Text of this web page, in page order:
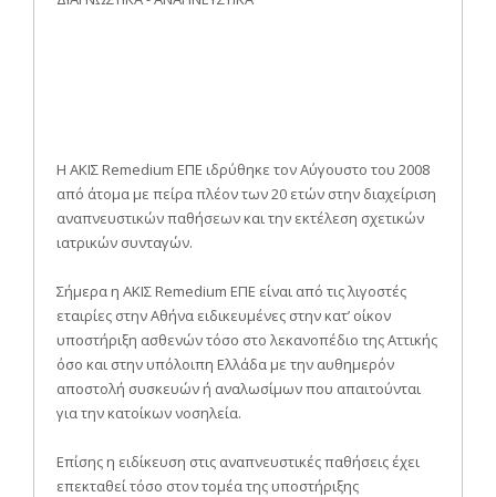
Η ΑΚΙΣ Remedium ΕΠΕ ιδρύθηκε τον Αύγουστο του 2008
από άτομα με πείρα πλέον των 20 ετών στην διαχείριση
αναπνευστικών παθήσεων και την εκτέλεση σχετικών
ιατρικών συνταγών.
Σήμερα η ΑΚΙΣ Remedium ΕΠΕ είναι από τις λιγοστές
εταιρίες στην Αθήνα ειδικευμένες στην κατ’ οίκον
υποστήριξη ασθενών τόσο στο λεκανοπέδιο της Αττικής
όσο και στην υπόλοιπη Ελλάδα με την αυθημερόν
αποστολή συσκευών ή αναλωσίμων που απαιτούνται
για την κατοίκων νοσηλεία.
Επίσης η ειδίκευση στις αναπνευστικές παθήσεις έχει
επεκταθεί τόσο στον τομέα της υποστήριξης